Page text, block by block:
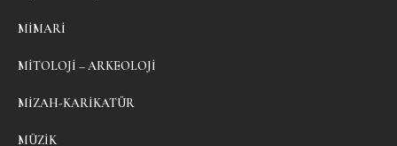
MIMARI
MITOLOJI – ARKEOLOJI
MIZAH-KARIKATÜR
MÜZIK